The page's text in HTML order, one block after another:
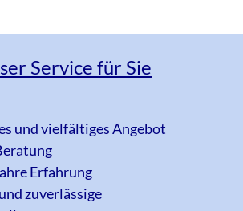
Service für Sie
und vielfältiges Angebot
Erfahrung
zuverlässige